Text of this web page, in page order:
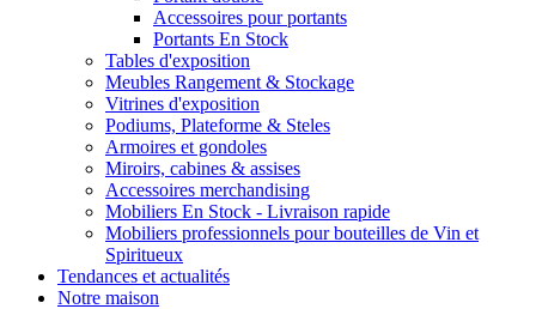
Accessoires pour portants
Portants En Stock
Tables d'exposition
Meubles Rangement & Stockage
Vitrines d'exposition
Podiums, Plateforme & Steles
Armoires et gondoles
Miroirs, cabines & assises
Accessoires merchandising
Mobiliers En Stock - Livraison rapide
Mobiliers professionnels pour bouteilles de Vin et
Spiritueux
Tendances et actualités
Notre maison